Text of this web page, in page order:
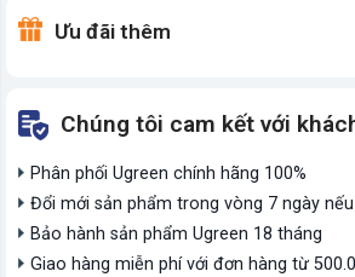
Ưu đãi thêm
Chúng tôi cam kết với
Phân phối Ugreen chính hãng 100%
Đổi mới sản phẩm trong vòng 7 ngày
Bảo hành sản phẩm Ugreen 18 tháng
Giao hàng miễn phí với đơn hàng từ